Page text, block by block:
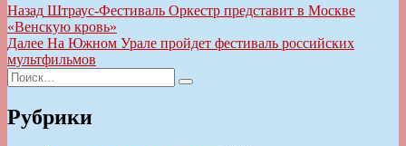
Навигация
по
записям
Назад Предыдущая
запись:
Штраус-Фестиваль Оркестр представит в Москве
«Венскую кровь»
Далее Следующая
запись:
На Южном Урале пройдет фестиваль российских
мультфильмов
Искать:
Поиск
Рубрики